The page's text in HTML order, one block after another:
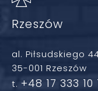
Rzeszów
al. Piłsudskiego
35-001 Rzeszów
t. +48 17 333 10